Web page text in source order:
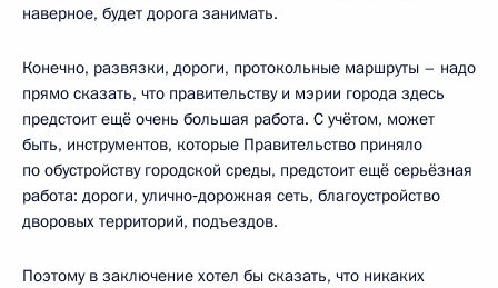
наверное, будет дорога занимать.
Конечно, развязки, дороги, протокольные маршруты – надо
прямо сказать, что правительству и мэрии города здесь
предстоит ещё очень большая работа. С учётом, может
быть, инструментов, которые Правительство приняло
по обустройству городской среды, предстоит ещё серьёзная
работа: дороги, улично‑дорожная сеть, благоустройство
дворовых территорий, подъездов.
Поэтому в заключение хотел бы сказать, что никаких